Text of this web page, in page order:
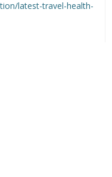
latest-travel-health-